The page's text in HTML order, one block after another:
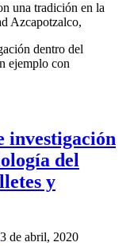
una tradición en la
Azcapotzalco,
investigación
del
y
3 de abril, 2020